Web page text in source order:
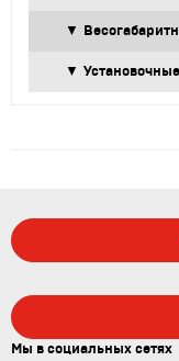
Мы в социальных сетях